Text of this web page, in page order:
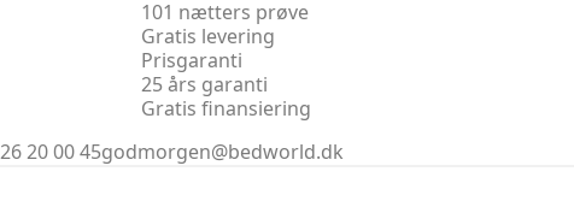
101 nætters prøve
Gratis levering
Prisgaranti
25 års garanti
Gratis finansiering
26 20 00 45godmorgen@bedworld.dk